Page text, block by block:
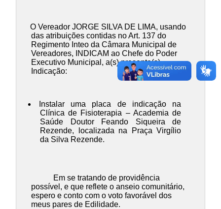
O Vereador JORGE SILVA DE LIMA, usando
das atribuições contidas no Art. 137 do
Regimento Inteo da Câmara Municipal de
Vereadores, INDICAM ao Chefe do Poder
Executivo Municipal, a(s) presente(s)
Indicação:
Instalar uma placa de indicação na
Clínica de Fisioterapia – Academia de
Saúde Doutor Feando Siqueira de
Rezende, localizada na Praça Virgílio
da Silva Rezende.
Em se tratando de providência
possível, e que reflete o anseio comunitário,
espero e conto com o voto favorável dos
meus pares de Edilidade.